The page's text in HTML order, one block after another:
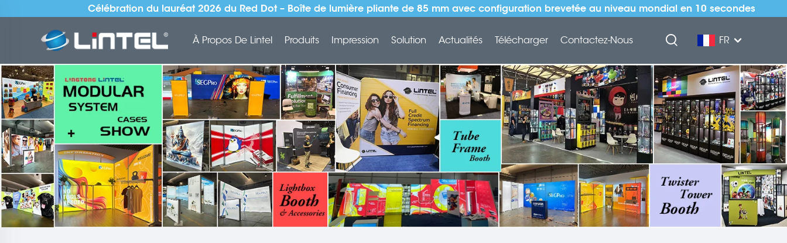
Célébration du lauréat 2026 du Red Dot – Boîte de lumière pliante de 85 mm avec configuration brevetée au niveau mondial en 10 secondes
À Propos De Lintel Produits Impression Solution Actualités Télécharger Contactez-Nous FR